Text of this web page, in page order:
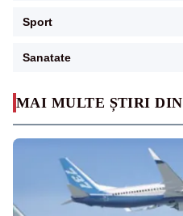
MAI MULTE ȘTIRI DIN
Sport
Sanatate